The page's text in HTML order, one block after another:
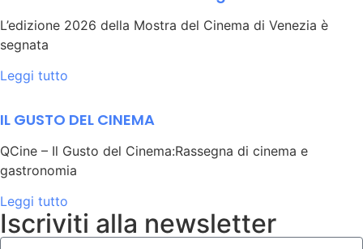
L’edizione 2026 della Mostra del Cinema di Venezia è
segnata
Leggi tutto
IL GUSTO DEL CINEMA
QCine – Il Gusto del Cinema:Rassegna di cinema e
gastronomia
Leggi tutto
Iscriviti alla newsletter